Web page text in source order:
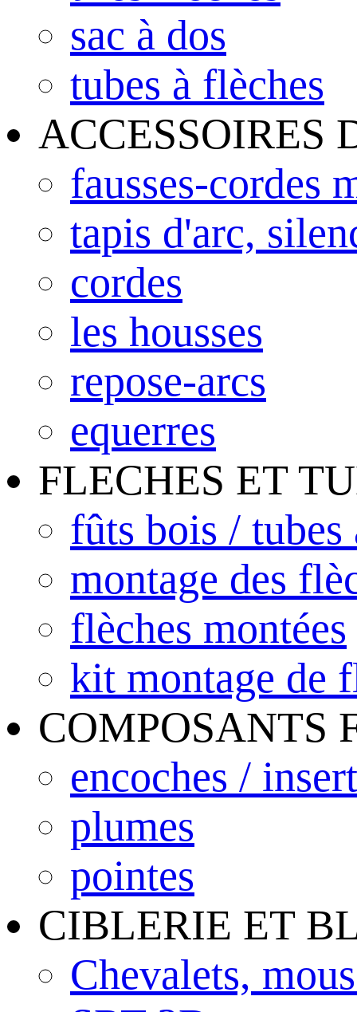
sac à dos
tubes à flèches
ACCESSOIRES
fausses-cordes
tapis d'arc,
cordes
les housses
repose-arcs
equerres
FLECHES ET
fûts bois / tubes
montage des
flèches montées
kit montage de
COMPOSANTS
encoches /
plumes
pointes
CIBLERIE ET
Chevalets,